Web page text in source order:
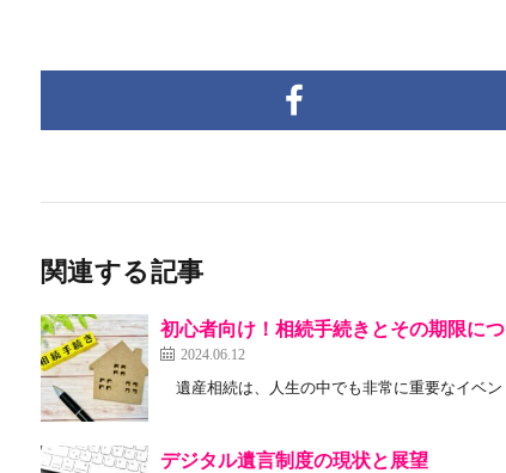
関連する記事
初心者向け！相続手続きとその期限に
2024.06.12
遺産相続は、人生の中でも非常に重要なイベ
デジタル遺言制度の現状と展望